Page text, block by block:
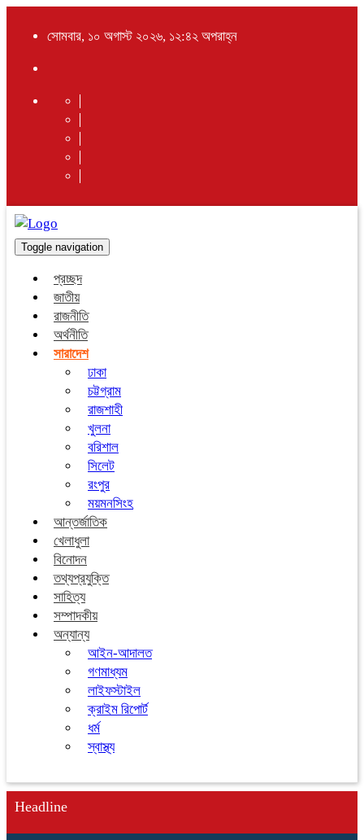
সোমবার, ১০ অগাস্ট ২০২৬, ১২:৪২ অপরাহ্ন
Toggle navigation
প্রচ্ছদ
জাতীয়
রাজনীতি
অর্থনীতি
সারাদেশ
ঢাকা
চট্টগ্রাম
রাজশাহী
খুলনা
বরিশাল
সিলেট
রংপুর
ময়মনসিংহ
আন্তর্জাতিক
খেলাধুলা
বিনোদন
তথ্যপ্রযুক্তি
সাহিত্য
সম্পাদকীয়
অন্যান্য
আইন-আদালত
গণমাধ্যম
লাইফস্টাইল
ক্রাইম রিপোর্ট
ধর্ম
স্বাস্থ্য
Headline